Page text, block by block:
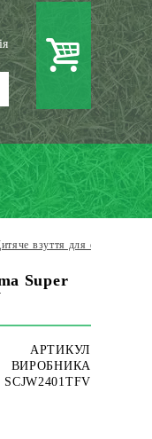
взуття для футболу
Super
АРТИКУЛ
ВИРОБНИКА
SCJW2401TFV